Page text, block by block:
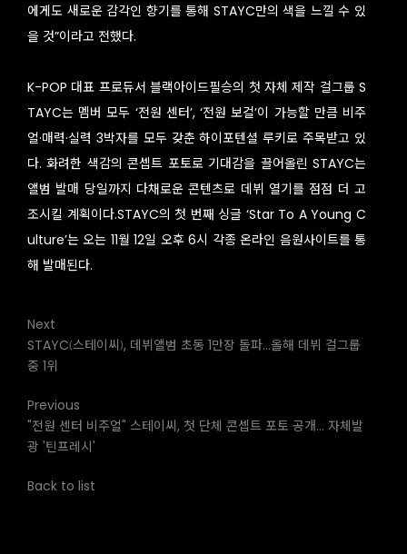
에게도 새로운 감각인 향기를 통해 STAYC만의 색을 느낄 수 있
을 것”이라고 전했다.
K-POP 대표 프로듀서 블랙아이드필승의 첫 자체 제작 걸그룹 S
TAYC는 멤버 모두 ‘전원 센터’, ‘전원 보컬’이 가능할 만큼 비주
얼·매력·실력 3박자를 모두 갖춘 하이포텐셜 루키로 주목받고 있
다. 화려한 색감의 콘셉트 포토로 기대감을 끌어올린 STAYC는
앨범 발매 당일까지 다채로운 콘텐츠로 데뷔 열기를 점점 더 고
조시킬 계획이다.STAYC의 첫 번째 싱글 ‘Star To A Young C
ulture’는 오는 11월 12일 오후 6시 각종 온라인 음원사이트를 통
해 발매된다.
Next
STAYC(스테이씨), 데뷔앨범 초동 1만장 돌파…올해 데뷔 걸그룹
중 1위
Previous
"전원 센터 비주얼" 스테이씨, 첫 단체 콘셉트 포토 공개... 자체발
광 '틴프레시'
Back to list